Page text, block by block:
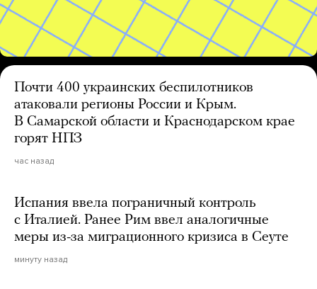
Почти 400 украинских беспилотников
атаковали регионы России и Крым.
В Самарской области и Краснодарском крае
горят НПЗ
час назад
Испания ввела пограничный контроль
с Италией. Ранее Рим ввел аналогичные
меры из-за миграционного кризиса в Сеуте
минуту назад